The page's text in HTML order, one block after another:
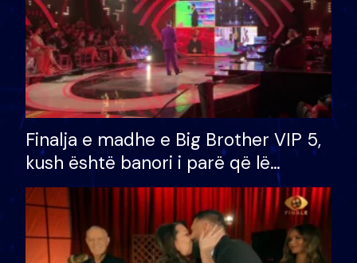
Finalja e madhe e Big Brother VIP 5,
kush është banori i parë që lë
shtëpinë dhe humb mundësinë për
të fituar çmimin e madh